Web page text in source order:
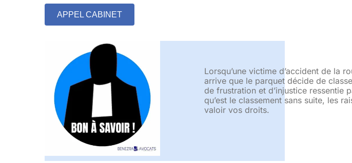
APPEL CABINET
Lorsqu’une victime d’accident de la
arrive que le parquet décide de
de frustration et d’injustice ressentie
qu’est le classement sans suite, les
valoir vos droits.